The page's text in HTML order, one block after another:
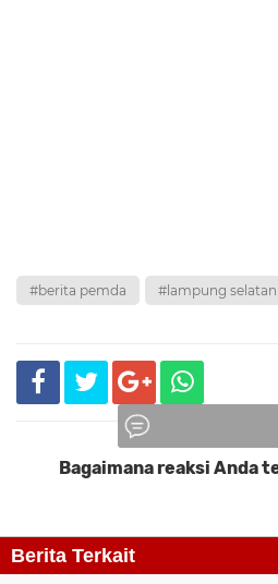
#berita pemda #lampung selatan
Bagaimana reaksi Anda
Berita Terkait